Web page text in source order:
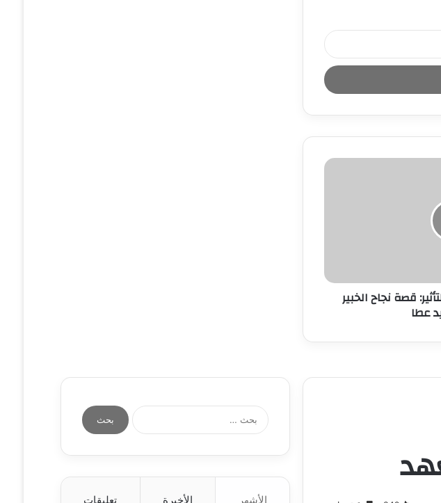
قصة نجاح الخبير
عطا